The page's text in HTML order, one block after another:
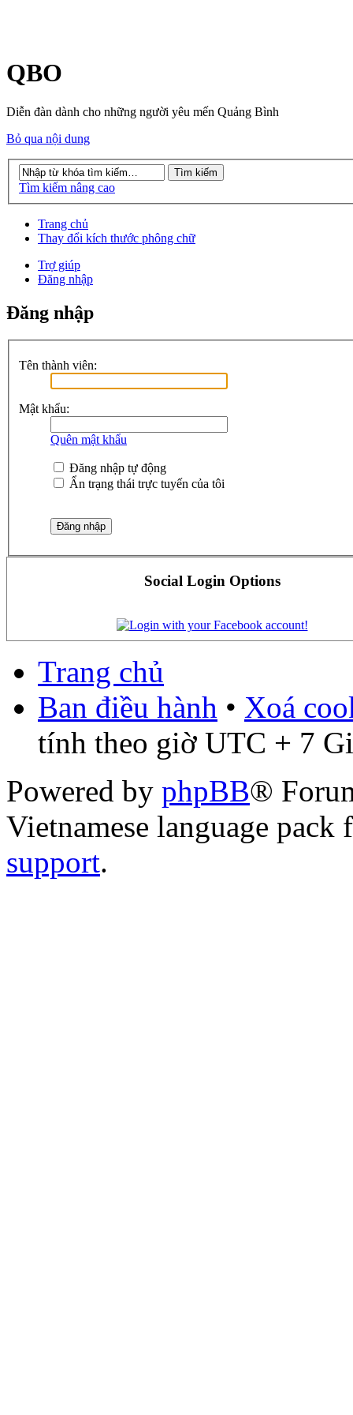
QBO
Diễn đàn dành cho những người yêu mến Quảng Bình
Bỏ qua nội dung
Tìm kiếm nâng cao
Trang chủ
Thay đổi kích thước phông chữ
Trợ giúp
Đăng nhập
Đăng nhập
Tên thành viên:
Mật khẩu:
Quên mật khẩu
Đăng nhập tự động
Ẩn trạng thái trực tuyến của tôi
Social Login Options
Trang chủ
Ban điều hành • Xoá
tính theo giờ UTC + 7
Powered by phpBB®
Vietnamese language
support.